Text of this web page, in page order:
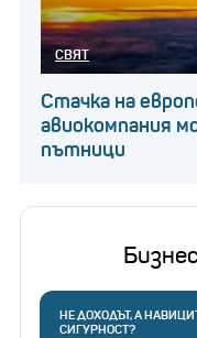
СВЯТ
Стачка на
авиокомпания
пътници
НЕ ДОХОДЪТ, А
СИГУРНОСТ?